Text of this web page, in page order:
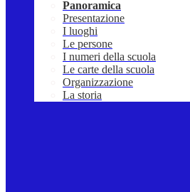
Panoramica
Presentazione
I luoghi
Le persone
I numeri della scuola
Le carte della scuola
Organizzazione
La storia